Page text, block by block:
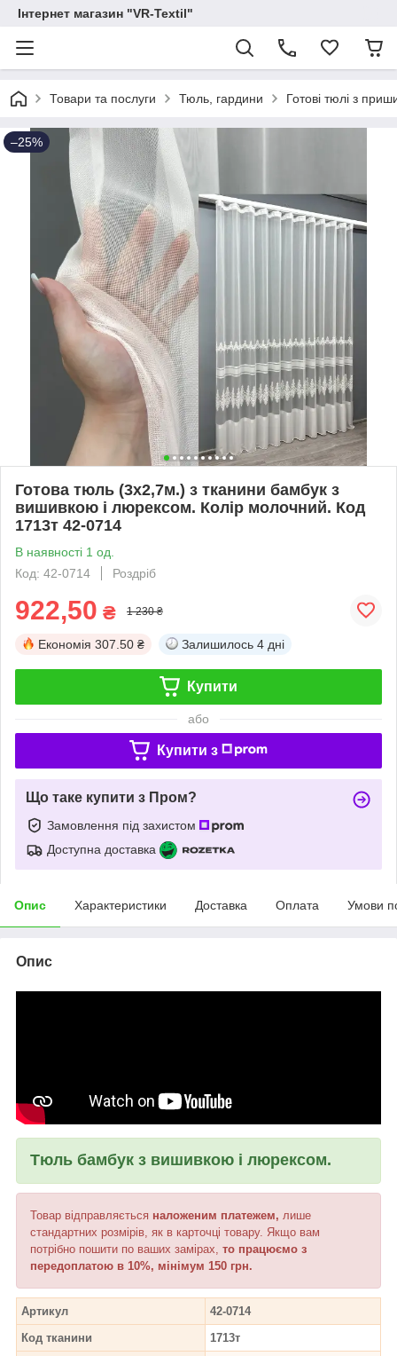
Інтернет магазин "VR-Textil"
Товари та послуги Тюль, гардини Готові тюлі з
–25%
Готова тюль (3х2,7м.) з тканини бамбук з
вишивкою і люрексом. Колір молочний. Код
1713т 42-0714
В наявності 1 од.
Код: 42-0714
Роздріб
922,50 ₴ 1 230 ₴
Економія 307.50 ₴ Залишилось 4 дні
Купити
або
Купити з
Що таке купити з Пром?
Замовлення під захистом
Доступна доставка
Опис Характеристики Доставка Оплата Умови
Опис
Тюль бамбук з вишивкою і люрексом.
Товар відправляється наложеним платежем, лише
стандартних розмірів, як в карточці товару. Якщо вам
потрібно пошити по ваших замірах, то працюємо з
передоплатою в 10%, мінімум 150 грн.
Артикул
42-0714
Код тканини
1713т